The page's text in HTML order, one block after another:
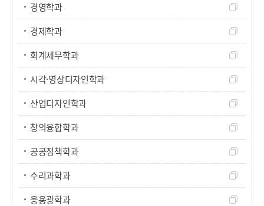
경영학과
경제학과
회계세무학과
시각·영상디자인학과
산업디자인학과
창의융합학과
공공정책학과
수리과학과
응용광학과